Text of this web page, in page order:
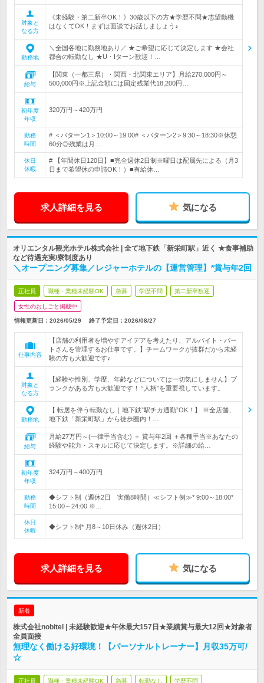
対象と
なる方
《未経験・第二新卒OK！》30歳以下の方★学歴不問★志望動機
はなくてOK！まずは面談でお話しましょう♪
勤務地
＼全国各地に勤務地あり／ ★ご希望に応じて決定します ★会社
都合の転勤なし ★U・Iターン歓迎！…
給与
【関東（一都三県）・関西・北関東エリア】月給270,000円～
500,000円※上記金額には固定残業代18,200円…
初年度
年収
320万円～420万円
勤務
時間
# ＜パターン1＞10:00～19:00# ＜パターン2＞9:30～18:30※休憩
60分◎残業は月…
休日
休暇
# 【年間休日120日】■完全週休2日制※曜日は配属先による（月3
日まで希望休の申請OK！）■有給休…
求人詳細を見る 気になる
オリエンタル観光ホテル株式会社 | 全て地下鉄「新栄町駅」近く ★食事補助
など待遇充実/寮制度あり
＼オープニング募集／レジャーホテルの【運営管理】*賞与年2回
正社員 職種・業種未経験OK 急募 学歴不問 第二新卒歓迎
女性のおしごと掲載中
情報更新日：2026/05/29 終了予定日： 2026/08/27
仕事内容
【店舗の利用者を増やすアイデアを考えたり、アルバイト・パー
トさんを管理するお仕事です。】チームワークが抜群だから未経
験の方も大歓迎です♪
対象と
なる方
【経験や性別、学歴、年齢などについては一切気にしません】ブ
ランクがある方も大歓迎です！ “人柄”を重要視しています。
勤務地
【 転居を伴う転勤なし｜地下鉄”駅チカ通勤”OK！】 ※全店舗、
地下鉄「新栄町駅」から徒歩圏内！…
給与
月給27万円～(一律手当含む) ＋ 賞与年2回 ＋各種手当※あなたの
経験や能力・スキルに応じて決定します。※詳細の給…
初年度
年収
324万円～400万円
勤務
時間
◆シフト制（週休2日 実働8時間）≪シフト例≫* 9:00～18:00*
15:00～24:00 ※…
休日
休暇
◆シフト制* 月8～10日休み（週休2日）
求人詳細を見る 気になる
新着
株式会社nobitel | 未経験歓迎★年休最大157日★業績賞与最大12回★対象者
全員面接
無理なく働ける好環境！【パーソナルトレーナー】月収35万可/
☆
正社員 職種・業種未経験OK 急募 転勤なし 学歴不問